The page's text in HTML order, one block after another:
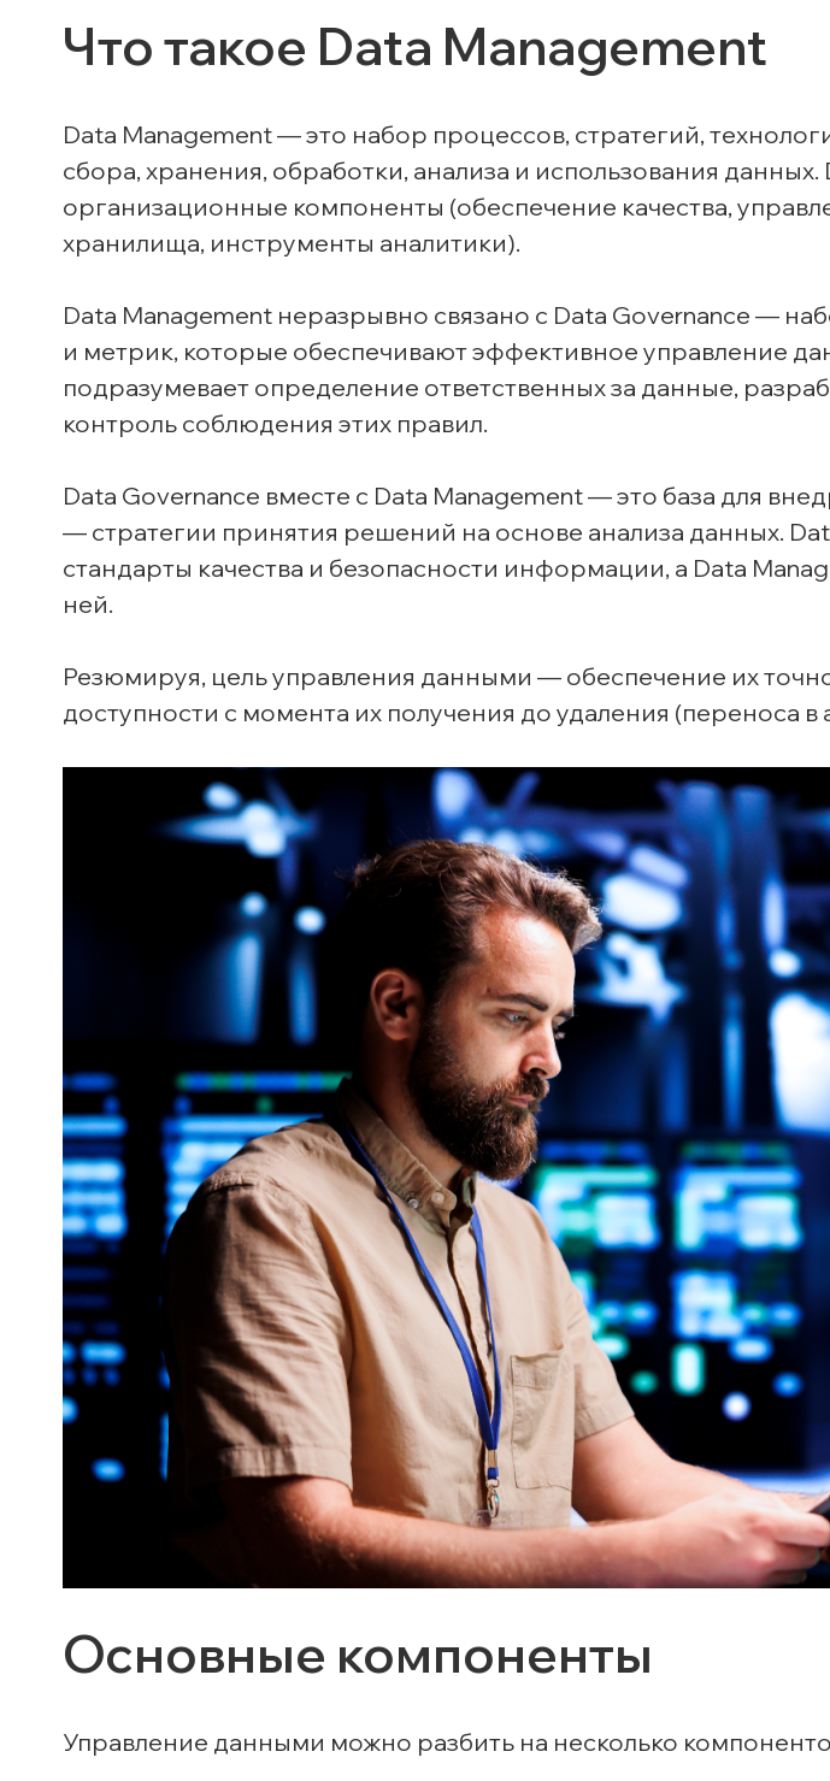
Что такое Data Management
Data Management — это набор процессов, стратегий,
сбора, хранения, обработки, анализа и использования данных.
организационные компоненты (обеспечение качества,
хранилища, инструменты аналитики).
Data Management неразрывно связано с Data Governance —
и метрик, которые обеспечивают эффективное управление
подразумевает определение ответственных за данные,
контроль соблюдения этих правил.
Data Governance вместе с Data Management — это база для
— стратегии принятия решений на основе анализа данных.
стандарты качества и безопасности информации, а Data
ней.
Резюмируя, цель управления данными — обеспечение их
доступности с момента их получения до удаления (переноса в
Основные компоненты
Управление данными можно разбить на несколько